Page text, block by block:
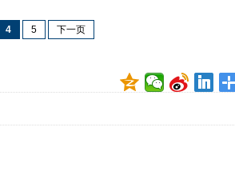
4 5 下一页